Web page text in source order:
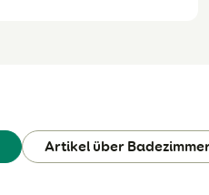
Artikel über